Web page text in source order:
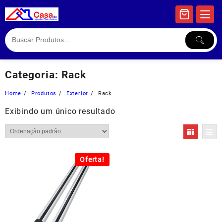
to
Categoria: Rack
Home Produtos Exterior Rack
Exibindo um único resultado
Oferta!